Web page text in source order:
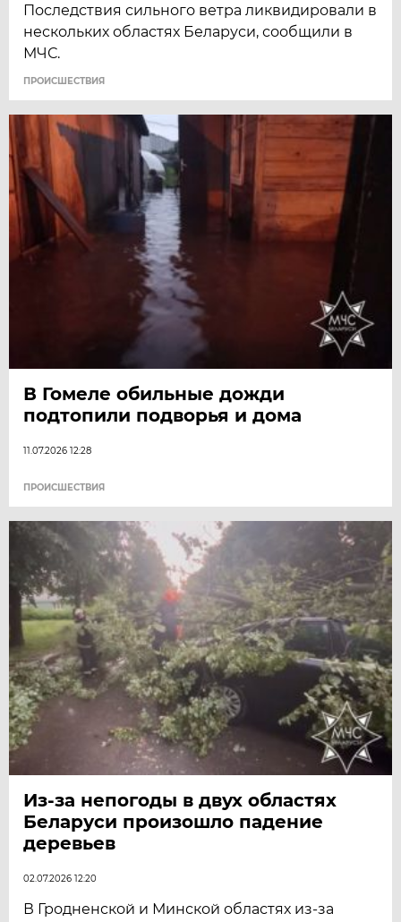
Последствия сильного ветра ликвидировали в
нескольких областях Беларуси, сообщили в
МЧС.
ПРОИСШЕСТВИЯ
В Гомеле обильные дожди
подтопили подворья и дома
11.07.2026 12:28
ПРОИСШЕСТВИЯ
Из-за непогоды в двух областях
Беларуси произошло падение
деревьев
02.07.2026 12:20
В Гродненской и Минской областях из-за